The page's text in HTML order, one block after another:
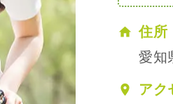
住所
愛知
アク